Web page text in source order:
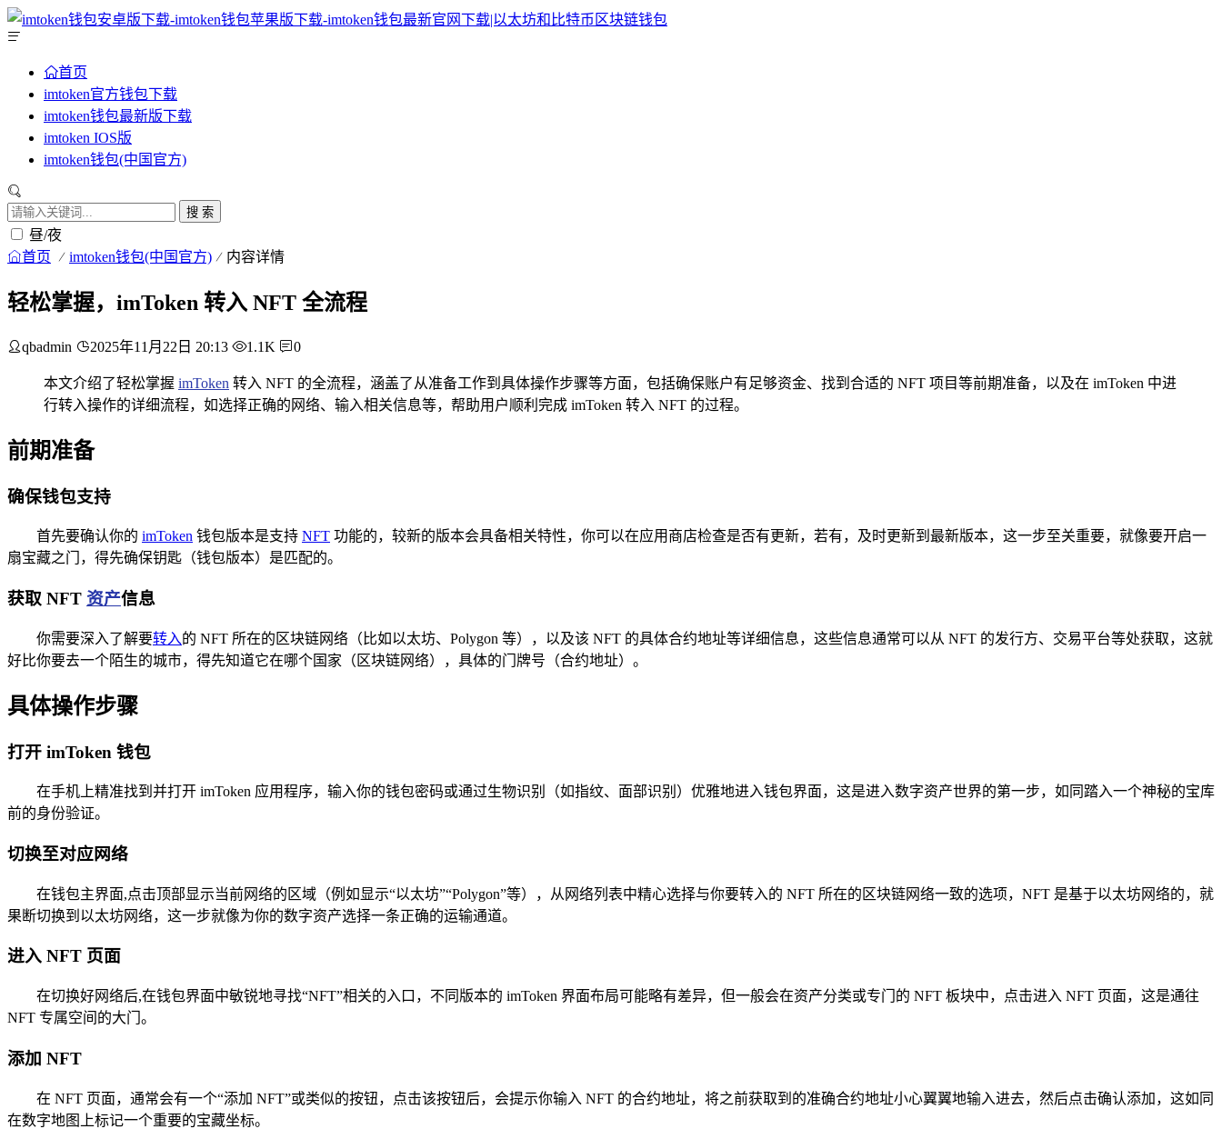
首页
imtoken官方钱包下载
imtoken钱包最新版下载
imtoken IOS版
imtoken钱包(中国官方)
搜 索
昼/夜
首页 imtoken钱包(中国官方) 内容详情
轻松掌握，imToken 转入 NFT 全流程
qbadmin 2025年11月22日 20:13 1.1K 0
本文介绍了轻松掌握 imToken 转入 NFT 的全流程，涵盖了从准备工作到具体操作步骤等方面，包括确保账户有足够资金、找到合适的 NFT 项目等前期准备，以及在 imToken 中进
行转入操作的详细流程，如选择正确的网络、输入相关信息等，帮助用户顺利完成 imToken 转入 NFT 的过程。
前期准备
确保钱包支持
首先要确认你的 imToken 钱包版本是支持 NFT 功能的，较新的版本会具备相关特性，你可以在应用商店检查是否有更新，若有，及时更新到最新版本，这一步至关重要，就像要开启一
扇宝藏之门，得先确保钥匙（钱包版本）是匹配的。
获取 NFT 资产信息
你需要深入了解要转入的 NFT 所在的区块链网络（比如以太坊、Polygon 等），以及该 NFT 的具体合约地址等详细信息，这些信息通常可以从 NFT 的发行方、交易平台等处获取，这就
好比你要去一个陌生的城市，得先知道它在哪个国家（区块链网络），具体的门牌号（合约地址）。
具体操作步骤
打开 imToken 钱包
在手机上精准找到并打开 imToken 应用程序，输入你的钱包密码或通过生物识别（如指纹、面部识别）优雅地进入钱包界面，这是进入数字资产世界的第一步，如同踏入一个神秘的宝库
前的身份验证。
切换至对应网络
在钱包主界面,点击顶部显示当前网络的区域（例如显示“以太坊”“Polygon”等），从网络列表中精心选择与你要转入的 NFT 所在的区块链网络一致的选项，NFT 是基于以太坊网络的，就
果断切换到以太坊网络，这一步就像为你的数字资产选择一条正确的运输通道。
进入 NFT 页面
在切换好网络后,在钱包界面中敏锐地寻找“NFT”相关的入口，不同版本的 imToken 界面布局可能略有差异，但一般会在资产分类或专门的 NFT 板块中，点击进入 NFT 页面，这是通往
NFT 专属空间的大门。
添加 NFT
在 NFT 页面，通常会有一个“添加 NFT”或类似的按钮，点击该按钮后，会提示你输入 NFT 的合约地址，将之前获取到的准确合约地址小心翼翼地输入进去，然后点击确认添加，这如同
在数字地图上标记一个重要的宝藏坐标。